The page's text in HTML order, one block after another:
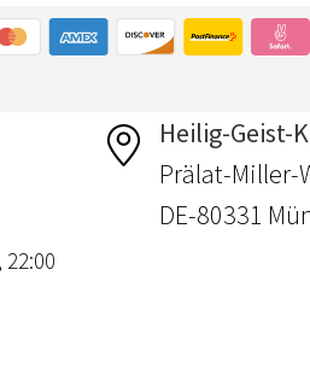
22:00
Heilig-Geist-
Prälat-Miller-
DE-80331